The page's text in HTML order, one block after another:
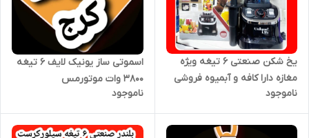
یخ شکن صنعتی ۶ تیغه ویژه
مغازه دارا کافه و آبمیوه فروشی
یونیک ۳۸۰۰وات
ناموجود
اسموتی ساز یونیک لایف ۶ تیغه
۳۸۰۰ وات موتورمس
ناموجود